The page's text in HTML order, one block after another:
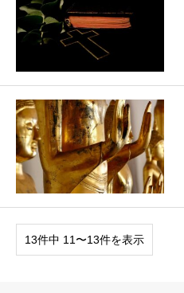
13件中 11〜13件を表示